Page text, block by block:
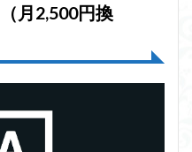
月2,500円換